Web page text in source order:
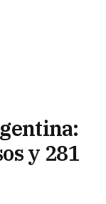
y 281